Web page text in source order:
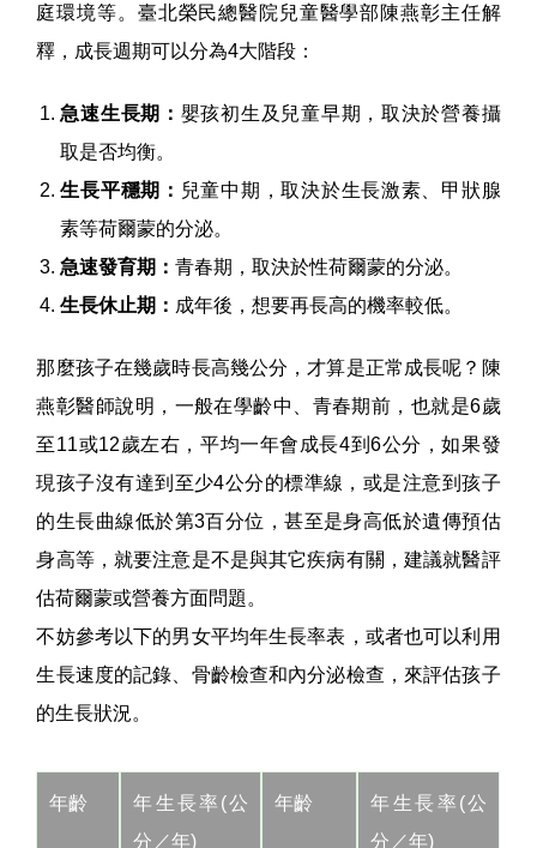
庭環境等。臺北榮民總醫院兒童醫學部陳燕彰主任解
釋，成長週期可以分為4大階段：
急速生長期： 嬰孩初生及兒童早期，取決於營養攝
取是否均衡。
生長平穩期： 兒童中期，取決於生長激素、甲狀腺
素等荷爾蒙的分泌。
急速發育期：青春期，取決於性荷爾蒙的分泌。
生長休止期： 成年後，想要再長高的機率較低。
那麼孩子在幾歲時長高幾公分，才算是正常成長呢？陳
燕彰醫師說明，一般在學齡中、青春期前，也就是6歲
至11或12歲左右，平均一年會成長4到6公分，如果發
現孩子沒有達到至少4公分的標準線，或是注意到孩子
的生長曲線低於第3百分位，甚至是身高低於遺傳預估
身高等，就要注意是不是與其它疾病有關，建議就醫評
估荷爾蒙或營養方面問題。
不妨參考以下的男女平均年生長率表，或者也可以利用
生長速度的記錄、骨齡檢查和內分泌檢查，來評估孩子
的生長狀況。
年齡
年生長率(公
分／年)
年齡
年生長率(公
分／年)